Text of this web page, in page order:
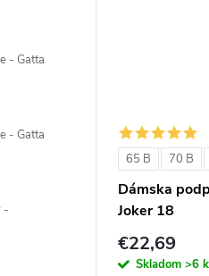
- Gatta
- Gatta
-
65 B 70 B
Dámska
Joker 18
€22,69
Skladom >6